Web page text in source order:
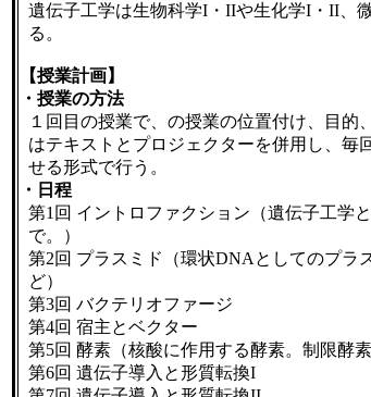
遺伝子工学は生物科学I・IIや生化学I・II、
る。
【授業計画】
・授業の方法
１回目の授業で、の授業の位置付け、目的
はテキストとプロジェクターを併用し、毎
せる形式で行う。
・日程
第1回 イントロファクション（遺伝子工学
で。）
第2回 プラスミド（環状DNAとしてのプラ
ど）
第3回 バクテリオファージ
第4回 宿主とベクター
第5回 酵素（核酸に作用する酵素。制限酵素
第6回 遺伝子導入と形質転換I